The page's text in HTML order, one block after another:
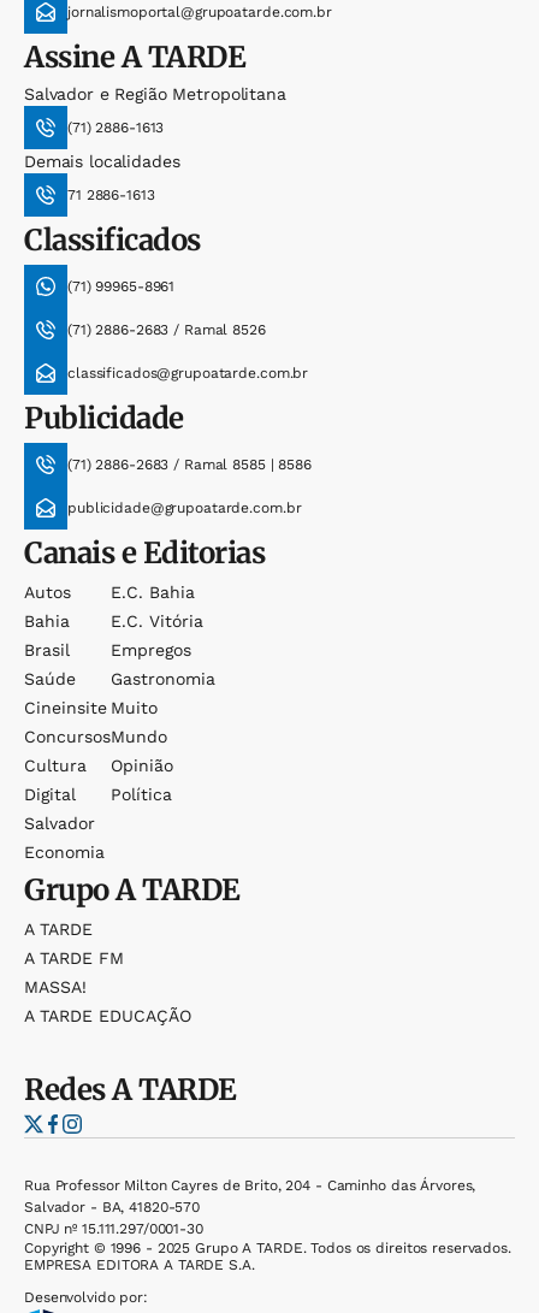
jornalismoportal@grupoatarde.com.br
AssineA TARDE
Salvador e Região Metropolitana
(71) 2886-1613
Demais localidades
71 2886-1613
Classificados
(71) 99965-8961
(71) 2886-2683 / Ramal 8526
classificados@grupoatarde.com.br
Publicidade
(71) 2886-2683 / Ramal 8585 | 8586
publicidade@grupoatarde.com.br
Canais e Editorias
Autos
Bahia
Brasil
Saúde
Cineinsite
Concursos
Cultura
Digital
Salvador
Economia
E.c. Bahia
E.c. Vitória
Empregos
Gastronomia
Muito
Mundo
Opinião
Política
GrupoA TARDE
A TARDE
A TARDE FM
MASSA!
A TARDE EDUCAÇÃO
RedesA TARDE
Rua Professor Milton Cayres de Brito, 204 - Caminho das Árvores,
Salvador - BA, 41820-570
CNPJ nº 15.111.297/0001-30
Copyright © 1996 - 2025 Grupo A TARDE. Todos os direitos reservados.
EMPRESA EDITORA A TARDE S.A.
Desenvolvido por: